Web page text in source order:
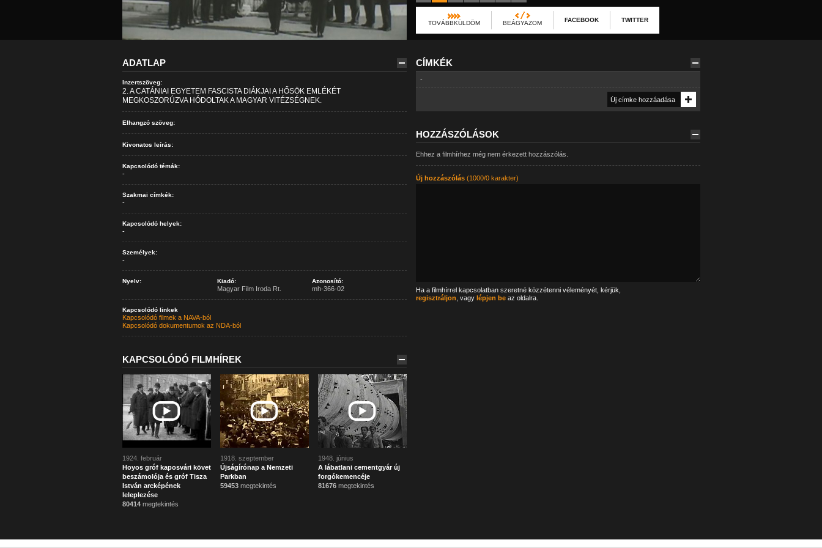
TOVÁBBKÜLDÖM BEÁGYAZOM FACEBOOK TWITTER
ADATLAP
Inzertszöveg:
2. A CATÁNIAI EGYETEM FASCISTA DIÁKJAI A HŐSÖK EMLÉKÉT
MEGKOSZORÚZVA HÓDOLTAK A MAGYAR VITÉZSÉGNEK.
Elhangzó szöveg:
Kivonatos leírás:
Kapcsolódó témák:
-
Szakmai címkék:
-
Kapcsolódó helyek:
-
Személyek:
-
Nyelv: Kiadó:
Magyar Film Iroda Rt.
Azonosító:
mh-366-02
Kapcsolódó linkek
Kapcsolódó filmek a NAVA-ból
Kapcsolódó dokumentumok az NDA-ból
KAPCSOLÓDÓ FILMHÍREK
1924. február
Hoyos gróf kaposvári követ
beszámolója és gróf Tisza
István arcképének
leleplezése
80414megtekintés
1918. szeptember
Újságírónap a Nemzeti
Parkban
59453megtekintés
1948. június
A lábatlani cementgyár új
forgókemencéje
81676megtekintés
CÍMKÉK
-
HOZZÁSZÓLÁSOK
Ehhez a filmhírhez még nem érkezett hozzászólás.
Új hozzászólás(1000/0 karakter)
Ha a filmhírrel kapcsolatban szeretné közzétenni véleményét, kérjük,
regisztráljon , vagy lépjen beaz oldalra.